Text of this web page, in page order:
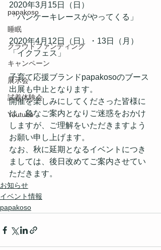
papakoso
睡眠
クラウドファンディング
キャンペーン
展示会
試着体験会
Youtube
2020年3月15日（日）
「パンケーキレースがやってくる」
2020年4月12日（日）・13日（月）
「イクフェス」
子育て応援ブランドpapakosoのブース
出展も中止となります。
開催を楽しみにしてくださった皆様に
は、急なご案内となりご迷惑をおかけ
しますが、ご理解をいただきますよう
お願い申し上げます。
なお、秋に延期となるイベントにつき
ましては、後日改めてご案内させてい
ただきます。
お知らせ
イベント情報
papakoso